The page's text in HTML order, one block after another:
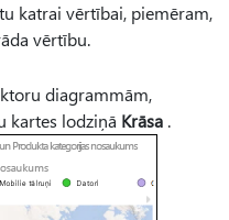
katrai vērtībai, piemēram,
vērtību.
diagrammām,
kartes lodziņā Krāsa .